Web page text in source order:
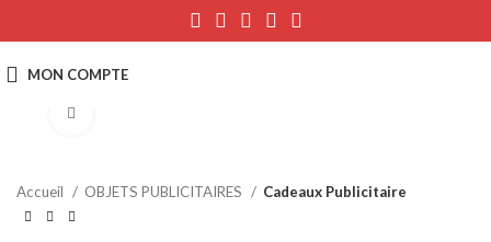
Accueil OBJETS PUBLICITAIRES Cadeaux Publicitaire